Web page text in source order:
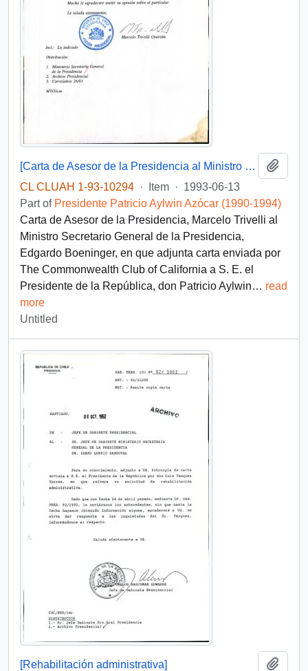
[Carta de Asesor de la Presidencia al Ministro Secretario General de la Presidencia]
CL CLUAH 1-93-10294 · Item · 1993-06-13
Part of Presidente Patricio Aylwin Azócar (1990-1994)
Carta de Asesor de la Presidencia, Marcelo Trivelli al
Ministro Secretario General de la Presidencia,
Edgardo Boeninger, en que adjunta carta enviada por
The Commonwealth Club of California a S. E. el
Presidente de la República, don Patricio Aylwin… read
more
Untitled
[Rehabilitación administrativa]